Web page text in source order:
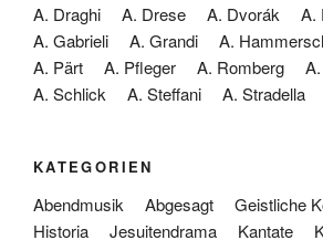
A. Draghi
A. Drese A. Dvorák
A.
A. Gabrieli
A. Grandi A.
A. Pärt
A. Pfleger A. Romberg
A. Schlick
A. Steffani A. Stradella
KATEGORIEN
Abendmusik Abgesagt
Geistliche
Historia
Jesuitendrama Kantate